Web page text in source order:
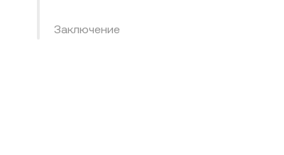
Заключение